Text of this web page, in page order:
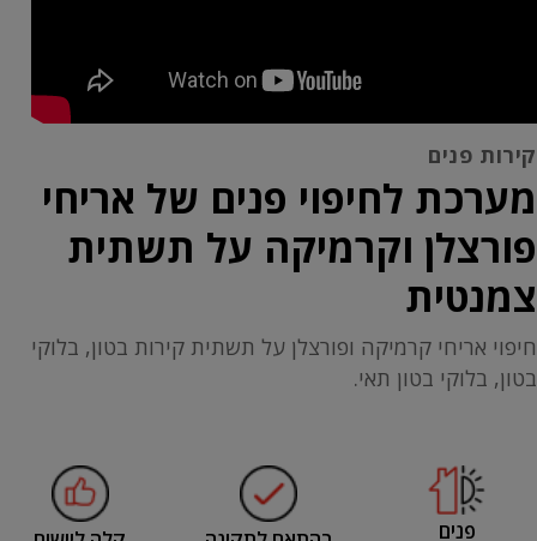
קירות פנים
מערכת לחיפוי פנים של אריחי
פורצלן וקרמיקה על תשתית
צמנטית
חיפוי אריחי קרמיקה ופורצלן על תשתית קירות בטון, בלוקי
בטון, בלוקי בטון תאי.
פנים